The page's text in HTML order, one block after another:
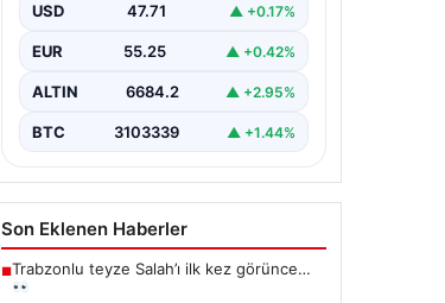
USD 47.71 ▲ +0.17%
EUR 55.25 ▲ +0.42%
ALTIN 6684.2 ▲ +2.95%
BTC 3103339 ▲ +1.44%
Son Eklenen Haberler
■Trabzonlu teyze Salah’ı ilk kez görünce…